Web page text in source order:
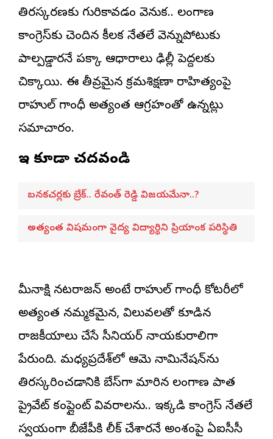
తిరస్కరణకు గురికావడం వెనుక.. తెలంగాణ
కాంగ్రెస్‌కు చెందిన కీలక నేతలే వెన్నుపోటుకు
పాల్పడ్డారనే పక్కా ఆధారాలు ఢిల్లీ పెద్దలకు
చిక్కాయి. ఈ తీవ్రమైన క్రమశిక్షణా రాహిత్యంపై
రాహుల్ గాంధీ అత్యంత ఆగ్రహంతో ఉన్నట్లు
సమాచారం.
ఇవి కూడా చదవండి
బనకచర్లకు బ్రేక్.. రేవంత్ రెడ్డి విజయమేనా..?
అత్యంత విషమంగా వైద్య విద్యార్థిని ప్రియాంక పరిస్థితి
మీనాక్షి నటరాజన్ అంటే రాహుల్ గాంధీ కోటరీలో
అత్యంత నమ్మకమైన, విలువలతో కూడిన
రాజకీయాలు చేసే సీనియర్ నాయకురాలిగా
పేరుంది. మధ్యప్రదేశ్‌లో ఆమె నామినేషన్‌ను
తిరస్కరించడానికి బేస్‌గా మారిన తెలంగాణ పాత
ప్రైవేట్ కంప్లైంట్ వివరాలను.. ఇక్కడి కాంగ్రెస్ నేతలే
స్వయంగా బీజేపీకి లీక్ చేశారనే అంశంపై ఏఐసీసీ